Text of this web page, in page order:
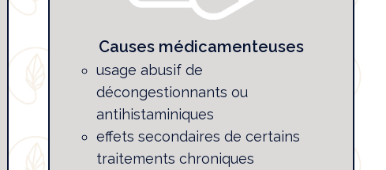
Causes médicamenteuses
usage abusif de
décongestionnants ou
antihistaminiques
effets secondaires de certains
traitements chroniques